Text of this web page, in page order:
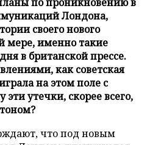
Лондона,
своего нового
мере, именно такие
в британской прессе.
как советская
на этом поле с
утечки, скорее всего,
что под новым